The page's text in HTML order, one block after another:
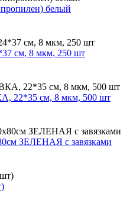
белый
см, 8 мкм, 250 шт
22*35 см, 8 мкм, 500 шт
ЗЕЛЕНАЯ с завязками